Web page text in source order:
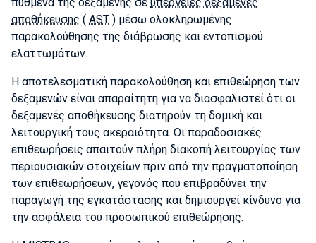
αποθήκευσης ( AST ) μέσω ολοκληρωμένης
παρακολούθησης της διάβρωσης και εντοπισμού
ελαττωμάτων.
Η αποτελεσματική παρακολούθηση και επιθεώρηση των
δεξαμενών είναι απαραίτητη για να διασφαλιστεί ότι οι
δεξαμενές αποθήκευσης διατηρούν τη δομική και
λειτουργική τους ακεραιότητα. Οι παραδοσιακές
επιθεωρήσεις απαιτούν πλήρη διακοπή λειτουργίας των
περιουσιακών στοιχείων πριν από την πραγματοποίηση
των επιθεωρήσεων, γεγονός που επιβραδύνει την
παραγωγή της εγκατάστασης και δημιουργεί κίνδυνο για
την ασφάλεια του προσωπικού επιθεώρησης.